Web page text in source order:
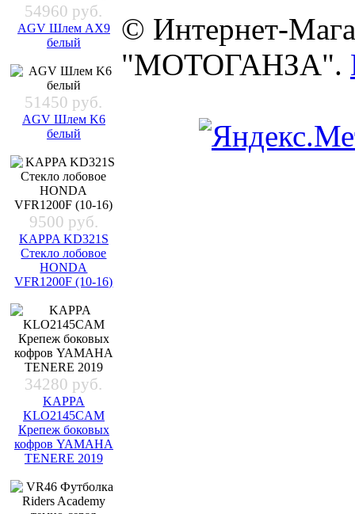
54960 руб.
AGV Шлем AX9
белый
51450 руб.
AGV Шлем K6
белый
9500 руб.
KAPPA KD321S
Стекло лобовое
HONDA
VFR1200F (10-16)
34280 руб.
KAPPA
KLO2145CAM
Крепеж боковых
кофров YAMAHA
TENERE 2019
© Интернет-
"МОТОГАНЗА".